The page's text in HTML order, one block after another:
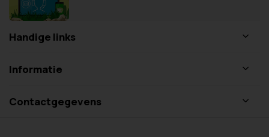
Handige links
Informatie
Contactgegevens